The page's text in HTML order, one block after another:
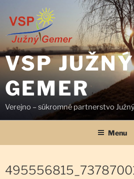
VSP JUŽNÝ
GEMER
Verejno – súkromné partnerstvo
Menu